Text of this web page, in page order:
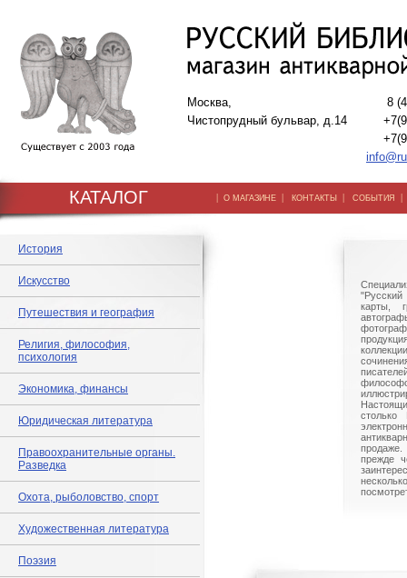
Москва,
Чистопрудный бульвар, д.14
8
КАТАЛОГ | О МАГАЗИНЕ | КОНТАКТЫ | СОБЫТИЯ
История
Искусство
Путешествия и география
Религия, философия,
психология
Экономика, финансы
Юридическая литература
Правоохранительные органы.
Разведка
Охота, рыболовство, спорт
Художественная литература
Поэзия
"Русский
карты,
столько
прежде